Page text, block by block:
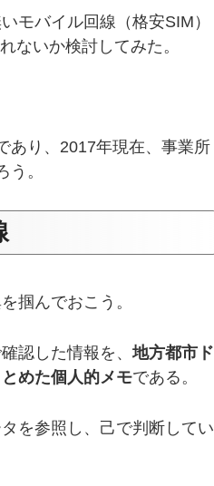
モバイル回線（格安SIM）
ないか検討してみた。
あり、2017年現在、事業所
。
掴んでおこう。
認した情報を、地方都市ド
めた個人的メモである。
を参照し、己で判断してい